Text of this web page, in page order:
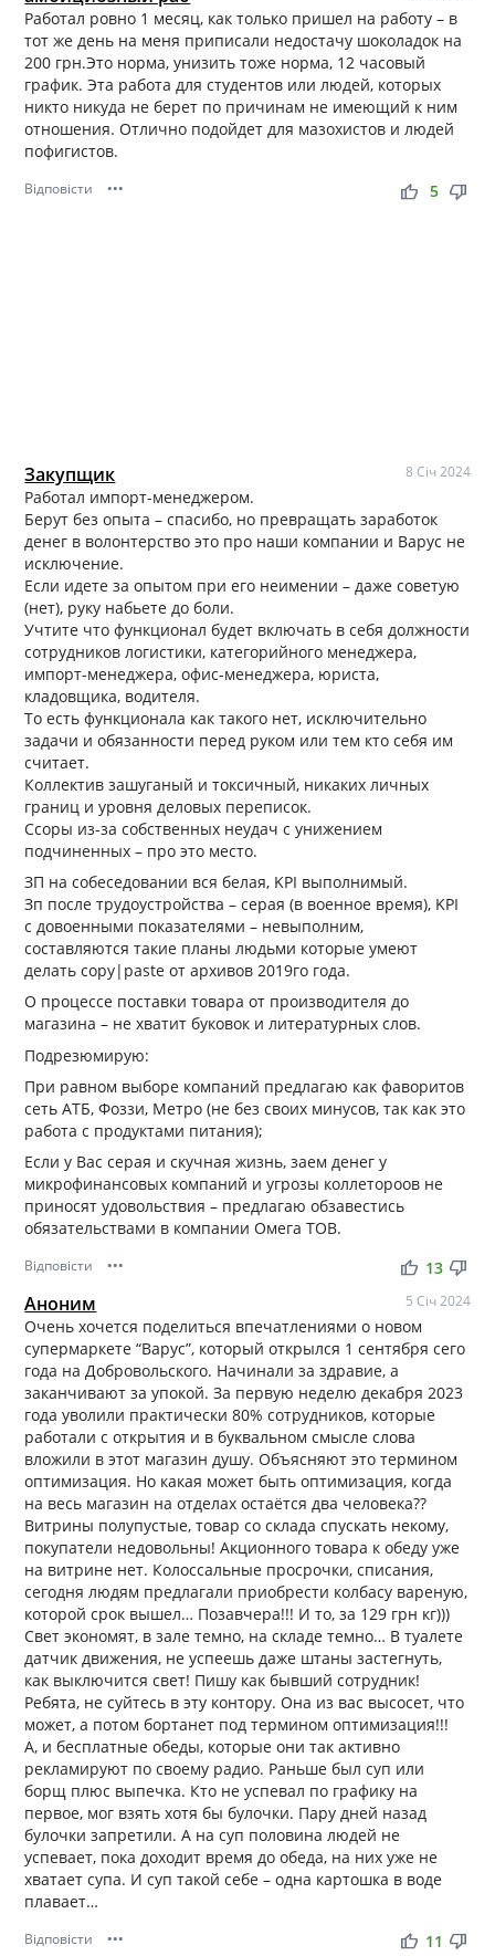
Работал ровно 1 месяц, как только пришел на работу – в
тот же день на меня приписали недостачу шоколадок на
200 грн.Это норма, унизить тоже норма, 12 часовый
график. Эта работа для студентов или людей, которых
никто никуда не берет по причинам не имеющий к ним
отношения. Отлично подойдет для мазохистов и людей
пофигистов.
Відповісти ••• thumb_up thumb_down
5
Закупщик 8 Січ 2024
Работал импорт-менеджером.
Берут без опыта – спасибо, но превращать заработок
денег в волонтерство это про наши компании и Варус не
исключение.
Если идете за опытом при его неимении – даже советую
(нет), руку набьете до боли.
Учтите что функционал будет включать в себя должности
сотрудников логистики, категорийного менеджера,
импорт-менеджера, офис-менеджера, юриста,
кладовщика, водителя.
То есть функционала как такого нет, исключительно
задачи и обязанности перед руком или тем кто себя им
считает.
Коллектив зашуганый и токсичный, никаких личных
границ и уровня деловых переписок.
Ссоры из-за собственных неудач с унижением
подчиненных – про это место.
ЗП на собеседовании вся белая, KPI выполнимый.
Зп после трудоустройства – серая (в военное время), KPI
с довоенными показателями – невыполним,
составляются такие планы людьми которые умеют
делать copy|paste от архивов 2019го года.
О процессе поставки товара от производителя до
магазина – не хватит буковок и литературных слов.
Подрезюмирую:
При равном выборе компаний предлагаю как фаворитов
сеть АТБ, Фоззи, Метро (не без своих минусов, так как это
работа с продуктами питания);
Если у Вас серая и скучная жизнь, заем денег у
микрофинансовых компаний и угрозы коллетороов не
приносят удовольствия – предлагаю обзавестись
обязательствами в компании Омега ТОВ.
Відповісти ••• thumb_up thumb_down
13
Аноним 5 Січ 2024
Очень хочется поделиться впечатлениями о новом
супермаркете “Варус”, который открылся 1 сентября сего
года на Добровольского. Начинали за здравие, а
заканчивают за упокой. За первую неделю декабря 2023
года уволили практически 80% сотрудников, которые
работали с открытия и в буквальном смысле слова
вложили в этот магазин душу. Объясняют это термином
оптимизация. Но какая может быть оптимизация, когда
на весь магазин на отделах остаётся два человека??
Витрины полупустые, товар со склада спускать некому,
покупатели недовольны! Акционного товара к обеду уже
на витрине нет. Колоссальные просрочки, списания,
сегодня людям предлагали приобрести колбасу вареную,
которой срок вышел… Позавчера!!! И то, за 129 грн кг)))
Свет экономят, в зале темно, на складе темно… В туалете
датчик движения, не успеешь даже штаны застегнуть,
как выключится свет! Пишу как бывший сотрудник!
Ребята, не суйтесь в эту контору. Она из вас высосет, что
может, а потом бортанет под термином оптимизация!!!
А, и бесплатные обеды, которые они так активно
рекламируют по своему радио. Раньше был суп или
борщ плюс выпечка. Кто не успевал по графику на
первое, мог взять хотя бы булочки. Пару дней назад
булочки запретили. А на суп половина людей не
успевает, пока доходит время до обеда, на них уже не
хватает супа. И суп такой себе – одна картошка в воде
плавает…
Відповісти ••• thumb_up thumb_down
11